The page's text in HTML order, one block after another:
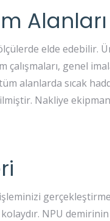
Alanları
elde edebilir.
çalışmaları, genel
alanlarda sıcak
Nakliye
NPU